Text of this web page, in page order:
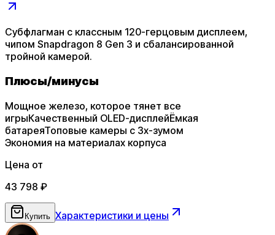
Субфлагман с классным 120-герцовым дисплеем,
чипом Snapdragon 8 Gen 3 и сбалансированной
тройной камерой.
Плюсы/минусы
Мощное железо, которое тянет все
игрыКачественный OLED-дисплейЁмкая
батареяТоповые камеры с 3х-зумом
Экономия на материалах корпуса
Цена от
43 798 ₽
Купить Характеристики и цены